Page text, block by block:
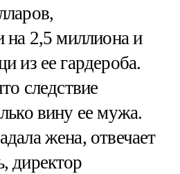
на 2,5 миллиона и
из ее гардероба.
следствие
вину ее мужа.
жена, отвечает
директор